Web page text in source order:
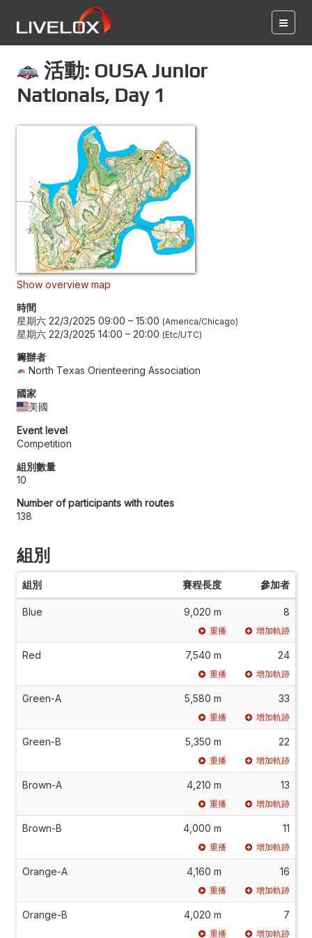
活動: OUSA Junior
Nationals, Day 1
Show overview map
時間
星期六 22/3/2025 09:00 – 15:00 America/Chicago
星期六 22/3/2025 14:00 – 20:00 Etc/UTC
籌辦者
North Texas Orienteering Association
國家
美國
Event level
Competition
組別數量
10
Number of participants with routes
138
組別
組別 賽程長度 參加者
Blue 9,020 m 8
重播 增加軌跡
Red 7,540 m 24
重播 增加軌跡
Green-A 5,580 m 33
重播 增加軌跡
Green-B 5,350 m 22
重播 增加軌跡
Brown-A 4,210 m 13
重播 增加軌跡
Brown-B 4,000 m 11
重播 增加軌跡
Orange-A 4,160 m 16
重播 增加軌跡
Orange-B 4,020 m 7
重播 增加軌跡